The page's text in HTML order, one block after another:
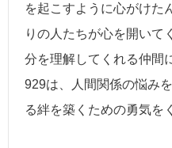
を起こすように心がけた
りの人たちが心を開いて
分を理解してくれる仲間
929は、人間関係の悩み
る絆を築くための勇気を